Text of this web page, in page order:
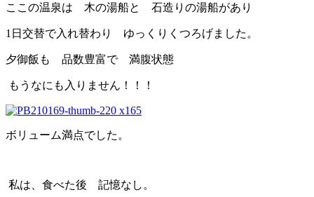
ここの温泉は 木の湯船と 石造りの湯船があり
1日交替で入れ替わり ゆっくりくつろげました。
夕御飯も 品数豊富で 満腹状態
もうなにも入りません！！！
ボリューム満点でした。
私は、食べた後 記憶なし。